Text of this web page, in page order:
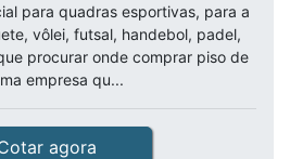
para quadras esportivas, para a
vôlei, futsal, handebol, padel,
procurar onde comprar piso de
empresa qu...
agora